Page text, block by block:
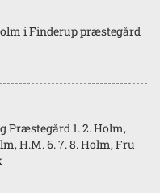
i Finderup præstegård
Præstegård 1. 2. Holm,
H.M. 6. 7. 8. Holm, Fru